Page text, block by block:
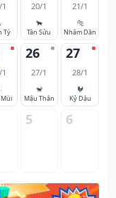
Tý
20/1
🐂
Tân Sửu
21/1
🐅
Nhâm Dần
26
27/1
🐒
Mậu Thân
27
28/1
🐓
Kỷ Dậu
5 6